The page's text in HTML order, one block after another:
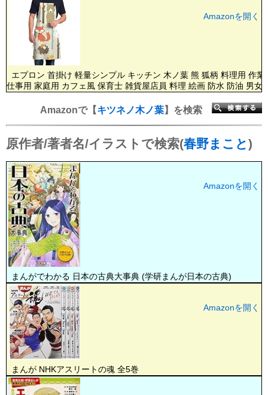
エプロン 首掛け 軽量シンプル キッチン 木ノ葉 熊 狐柄 料理用 作業
仕事用 家庭用 カフェ風 保育士 雑貨屋店員 料理 絵画 防水 防油 男女
Amazonを開く
Amazonで【キツネノ木ノ葉】を検索
原作者/著者名/イラストで検索(春野まこと)
まんがでわかる 日本の古典大事典 (学研まんが日本の古典)
Amazonを開く
まんが NHKアスリートの魂 全5巻
Amazonを開く